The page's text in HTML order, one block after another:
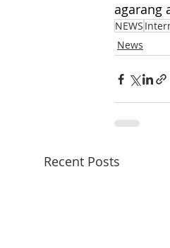
agarang
NEWS
News
Recent Posts